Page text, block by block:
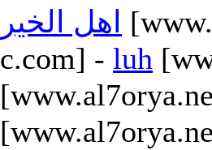
اهل الخير
c.com] - luh